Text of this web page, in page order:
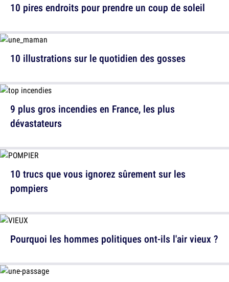
10 pires endroits pour prendre un coup de soleil
9 plus gros incendies en France, les plus
dévastateurs
Pourquoi les hommes politiques ont-ils l'air vieux ?
10 illustrations sur le quotidien des gosses
10 trucs que vous ignorez sûrement sur les
pompiers